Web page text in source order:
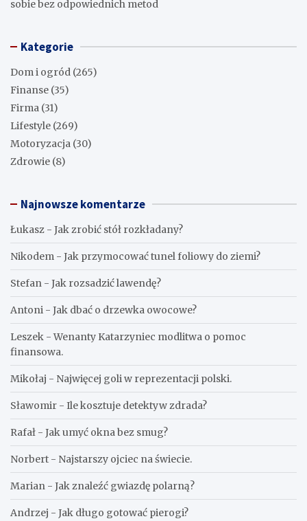
sobie bez odpowiednich metod
Kategorie
Dom i ogród (265)
Finanse (35)
Firma (31)
Lifestyle (269)
Motoryzacja (30)
Zdrowie (8)
Najnowsze komentarze
Łukasz - Jak zrobić stół rozkładany?
Nikodem - Jak przymocować tunel foliowy do ziemi?
Stefan - Jak rozsadzić lawendę?
Antoni - Jak dbać o drzewka owocowe?
Leszek -Wenanty Katarzyniec modlitwa o pomoc
finansowa.
Mikołaj - Najwięcej goli w reprezentacji polski.
Sławomir - Ile kosztuje detektyw zdrada?
Rafał - Jak umyć okna bez smug?
Norbert - Najstarszy ojciec na świecie.
Marian - Jak znaleźć gwiazdę polarną?
Andrzej - Jak długo gotować pierogi?